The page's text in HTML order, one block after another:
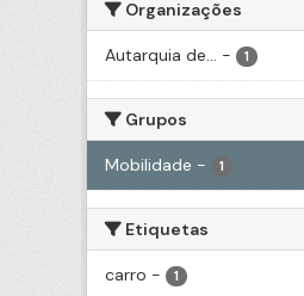
Organizações
Autarquia de... - 1
Grupos
Mobilidade - 1
Etiquetas
carro - 1